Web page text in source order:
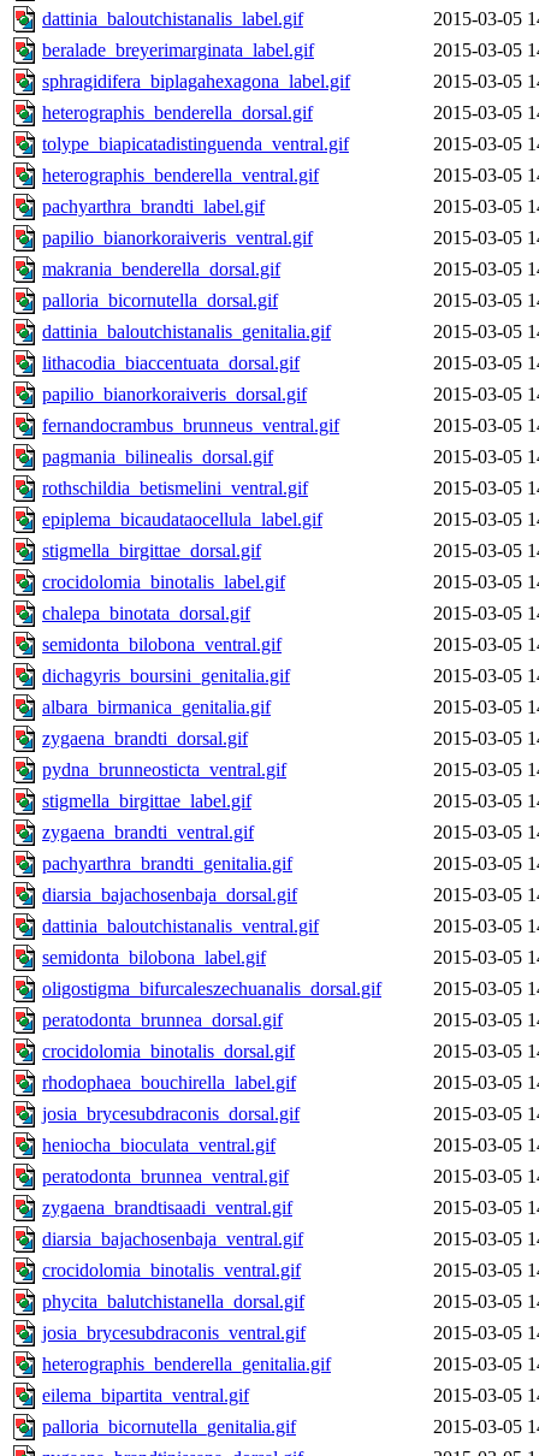
dattinia_baloutchistanalis_label.gif
2015-03-05
beralade_breyerimarginata_label.gif
2015-03-05
sphragidifera_biplagahexagona_label.gif
2015-03-05
heterographis_benderella_dorsal.gif
2015-03-05
tolype_biapicatadistinguenda_ventral.gif
2015-03-05
heterographis_benderella_ventral.gif
2015-03-05
pachyarthra_brandti_label.gif
2015-03-05
papilio_bianorkoraiveris_ventral.gif
2015-03-05
makrania_benderella_dorsal.gif
2015-03-05
palloria_bicornutella_dorsal.gif
2015-03-05
dattinia_baloutchistanalis_genitalia.gif
2015-03-05
lithacodia_biaccentuata_dorsal.gif
2015-03-05
papilio_bianorkoraiveris_dorsal.gif
2015-03-05
fernandocrambus_brunneus_ventral.gif
2015-03-05
pagmania_bilinealis_dorsal.gif
2015-03-05
rothschildia_betismelini_ventral.gif
2015-03-05
epiplema_bicaudataocellula_label.gif
2015-03-05
stigmella_birgittae_dorsal.gif
2015-03-05
crocidolomia_binotalis_label.gif
2015-03-05
chalepa_binotata_dorsal.gif
2015-03-05
semidonta_bilobona_ventral.gif
2015-03-05
dichagyris_boursini_genitalia.gif
2015-03-05
albara_birmanica_genitalia.gif
2015-03-05
zygaena_brandti_dorsal.gif
2015-03-05
pydna_brunneosticta_ventral.gif
2015-03-05
stigmella_birgittae_label.gif
2015-03-05
zygaena_brandti_ventral.gif
2015-03-05
pachyarthra_brandti_genitalia.gif
2015-03-05
diarsia_bajachosenbaja_dorsal.gif
2015-03-05
dattinia_baloutchistanalis_ventral.gif
2015-03-05
semidonta_bilobona_label.gif
2015-03-05
oligostigma_bifurcaleszechuanalis_dorsal.gif
2015-03-05
peratodonta_brunnea_dorsal.gif
2015-03-05
crocidolomia_binotalis_dorsal.gif
2015-03-05
rhodophaea_bouchirella_label.gif
2015-03-05
josia_brycesubdraconis_dorsal.gif
2015-03-05
heniocha_bioculata_ventral.gif
2015-03-05
peratodonta_brunnea_ventral.gif
2015-03-05
zygaena_brandtisaadi_ventral.gif
2015-03-05
diarsia_bajachosenbaja_ventral.gif
2015-03-05
crocidolomia_binotalis_ventral.gif
2015-03-05
phycita_balutchistanella_dorsal.gif
2015-03-05
josia_brycesubdraconis_ventral.gif
2015-03-05
heterographis_benderella_genitalia.gif
2015-03-05
eilema_bipartita_ventral.gif
2015-03-05
palloria_bicornutella_genitalia.gif
2015-03-05